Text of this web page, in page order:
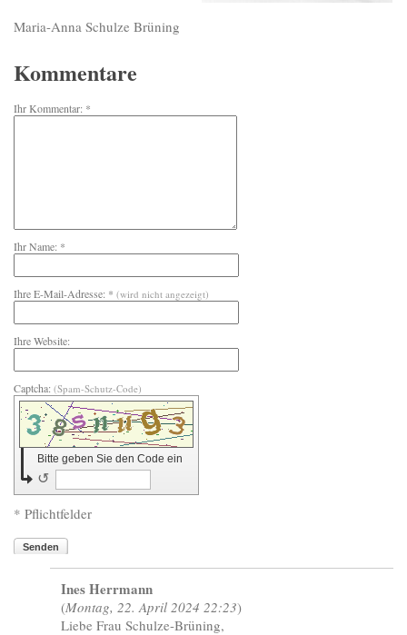
Maria-Anna Schulze Brüning
Kommentare
Ihr Kommentar: *
Ihr Name: *
Ihre E-Mail-Adresse: * (wird nicht angezeigt)
Ihre Website:
Captcha: (Spam-Schutz-Code)
Bitte geben Sie den Code ein
↺
* Pflichtfelder
Senden
Ines Herrmann
(Montag, 22. April 2024 22:23)
Liebe Frau Schulze-Brüning,